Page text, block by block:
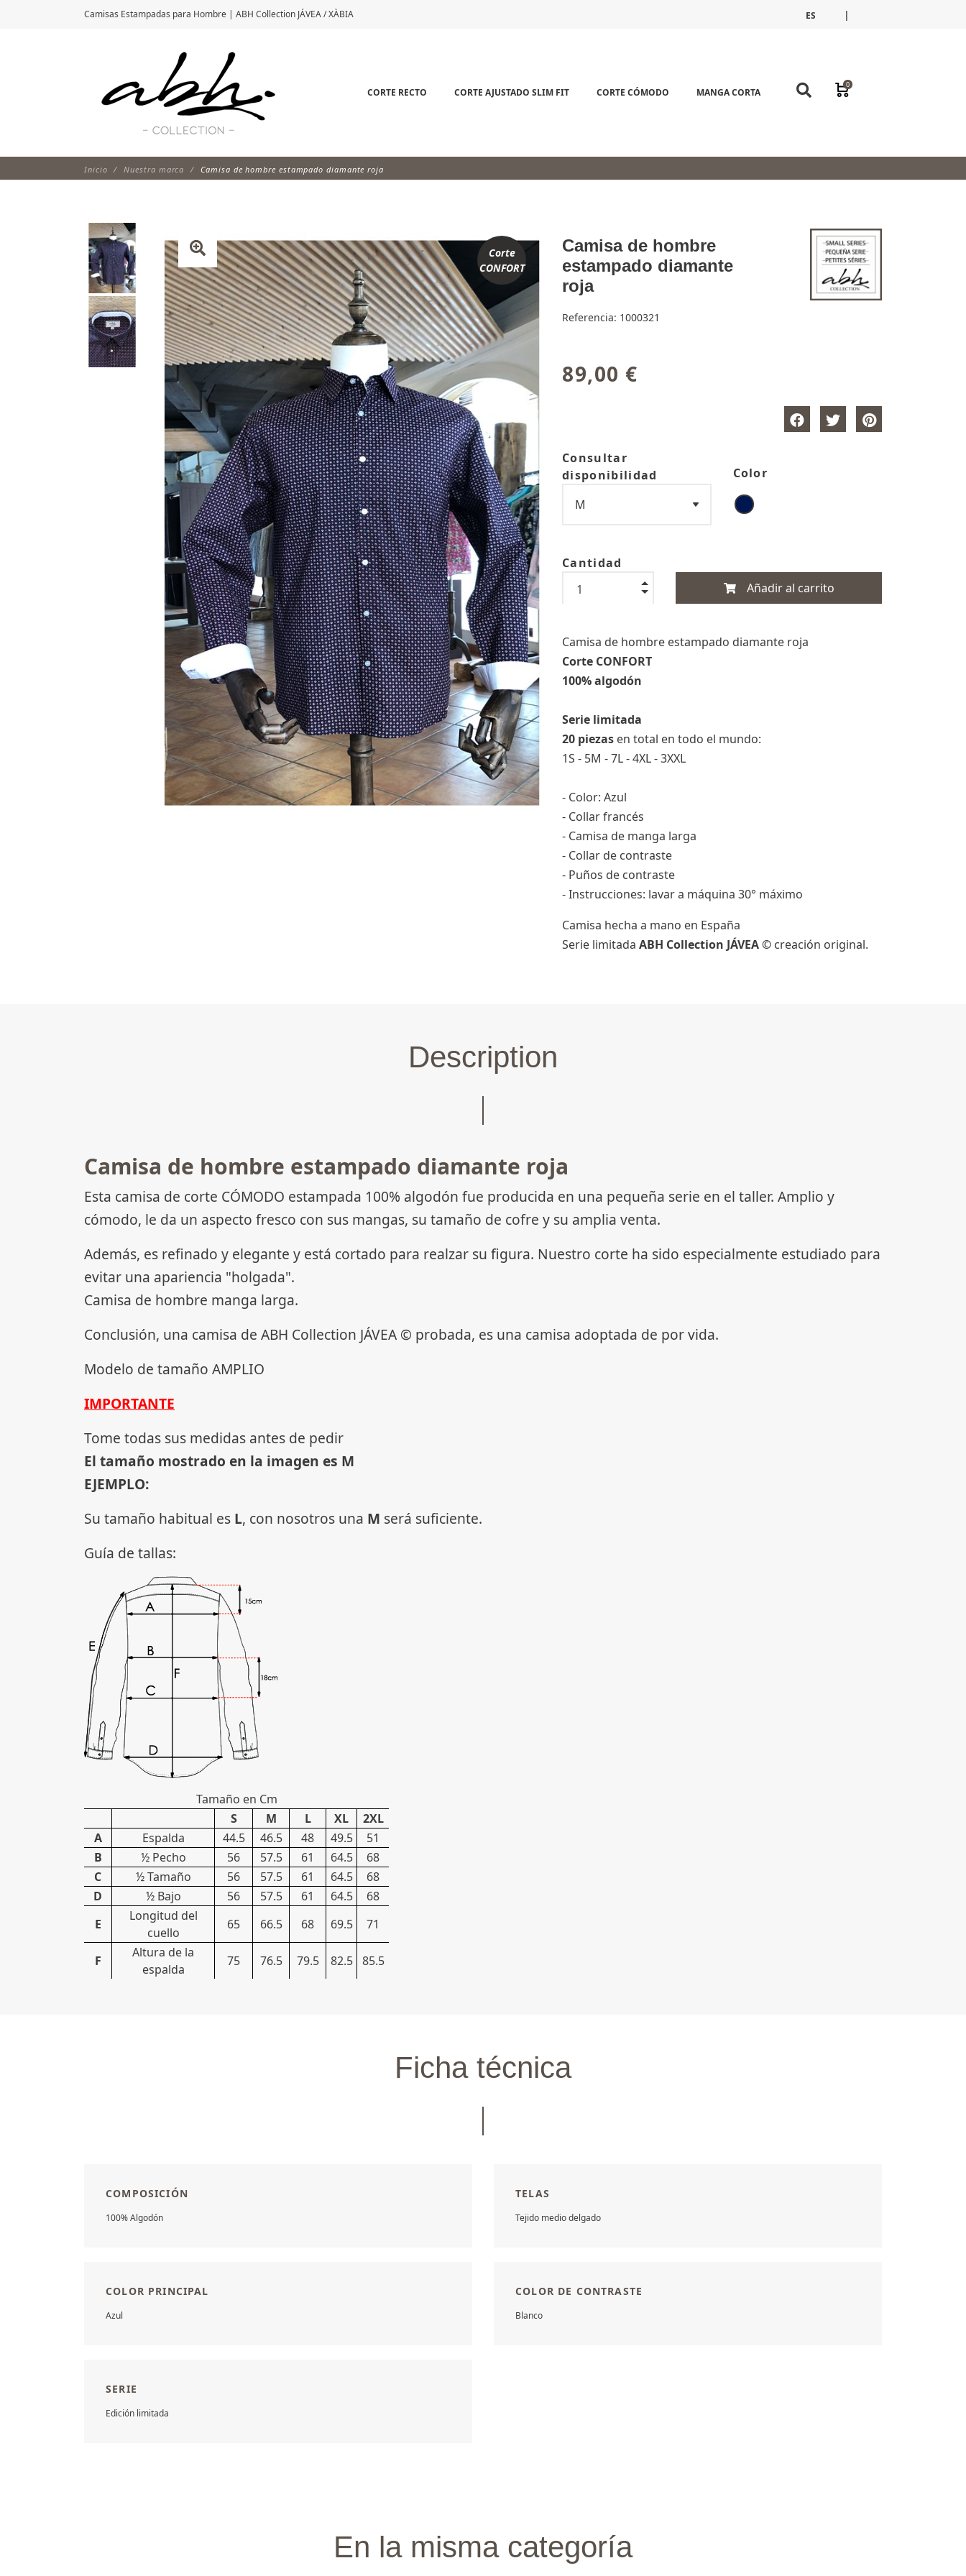
Camisas Estampadas para Hombre | ABH Collection JÁVEA / XÀBIA
ES
|
CORTE RECTO CORTE AJUSTADO SLIM FIT CORTE CÓMODO MANGA CORTA
0
Inicio Nuestra marca Camisa de hombre estampado diamante roja
Corte
CONFORT
Camisa de hombre
estampado diamante
roja
Referencia: 1000321
89,00 €
Consultar
disponibilidad
Color
Cantidad
Añadir al carrito
Camisa de hombre estampado diamante roja
Corte CONFORT
100% algodón
Serie limitada
20 piezas en total en todo el mundo:
1S - 5M - 7L - 4XL - 3XXL
- Color: Azul
- Collar francés
- Camisa de manga larga
- Collar de contraste
- Puños de contraste
- Instrucciones: lavar a máquina 30° máximo
Camisa hecha a mano en España
Serie limitada ABH Collection JÁVEA © creación original.
Description
Camisa de hombre estampado diamante roja
Esta camisa de corte CÓMODO estampada 100% algodón fue producida en una pequeña serie en el taller. Amplio y
cómodo, le da un aspecto fresco con sus mangas, su tamaño de cofre y su amplia venta.
Además, es refinado y elegante y está cortado para realzar su figura. Nuestro corte ha sido especialmente estudiado para
evitar una apariencia "holgada".
Camisa de hombre manga larga.
Conclusión, una camisa de ABH Collection JÁVEA © probada, es una camisa adoptada de por vida.
Modelo de tamaño AMPLIO
IMPORTANTE
Tome todas sus medidas antes de pedir
El tamaño mostrado en la imagen es M
EJEMPLO:
Su tamaño habitual es L, con nosotros una M será suficiente.
Guía de tallas:
Tamaño en Cm
S
M L XL
2XL
A
Espalda 44.5 46.5 48 49.5
51
B
½ Pecho 56 57.5 61 64.5
68
C
½ Tamaño 56 57.5 61 64.5
68
D
½ Bajo 56 57.5 61 64.5
68
E
Longitud del
cuello
65 66.5 68 69.5 71
F
Altura de la
espalda
75 76.5 79.5 82.5 85.5
Ficha técnica
COMPOSICIÓN
100% Algodón
TELAS
Tejido medio delgado
COLOR PRINCIPAL
Azul
COLOR DE CONTRASTE
Blanco
SERIE
Edición limitada
En la misma categoría